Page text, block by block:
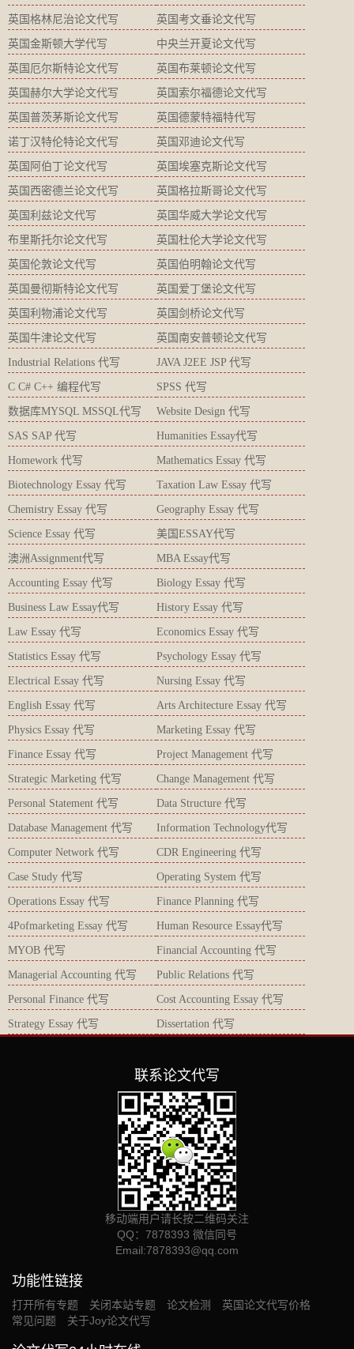
英国格林尼治论文代写 英国考文垂论文代写
英国金斯顿大学代写 中央兰开夏论文代写
英国厄尔斯特论文代写 英国布莱顿论文代写
英国赫尔大学论文代写 英国索尔福德论文代写
英国普茨茅斯论文代写 英国德蒙特福特代写
诺丁汉特伦特论文代写 英国邓迪论文代写
英国阿伯丁论文代写 英国埃塞克斯论文代写
英国西密德兰论文代写 英国格拉斯哥论文代写
英国利兹论文代写 英国华威大学论文代写
布里斯托尔论文代写 英国杜伦大学论文代写
英国伦敦论文代写 英国伯明翰论文代写
英国曼彻斯特论文代写 英国爱丁堡论文代写
英国利物浦论文代写 英国剑桥论文代写
英国牛津论文代写 英国南安普顿论文代写
Industrial Relations 代写 JAVA J2EE JSP 代写
C C# C++ 编程代写 SPSS 代写
数据库MYSQL MSSQL代写 Website Design 代写
SAS SAP 代写 Humanities Essay代写
Homework 代写 Mathematics Essay 代写
Biotechnology Essay 代写 Taxation Law Essay 代写
Chemistry Essay 代写 Geography Essay 代写
Science Essay 代写 美国ESSAY代写
澳洲Assignment代写 MBA Essay代写
Accounting Essay 代写 Biology Essay 代写
Business Law Essay代写 History Essay 代写
Law Essay 代写 Economics Essay 代写
Statistics Essay 代写 Psychology Essay 代写
Electrical Essay 代写 Nursing Essay 代写
English Essay 代写 Arts Architecture Essay 代写
Physics Essay 代写 Marketing Essay 代写
Finance Essay 代写 Project Management 代写
Strategic Marketing 代写 Change Management 代写
Personal Statement 代写 Data Structure 代写
Database Management 代写 Information Technology代写
Computer Network 代写 CDR Engineering 代写
Case Study 代写 Operating System 代写
Operations Essay 代写 Finance Planning 代写
4Pofmarketing Essay 代写 Human Resource Essay代写
MYOB 代写 Financial Accounting 代写
Managerial Accounting 代写 Public Relations 代写
Personal Finance 代写 Cost Accounting Essay 代写
Strategy Essay 代写 Dissertation 代写
联系论文代写
移动端用户请长按二维码关注
QQ：7878393 微信同号
Email:7878393@qq.com
功能性链接
打开所有专题 关闭本站专题 论文检测
英国论文代写价格
常见问题
关于Joy论文代写